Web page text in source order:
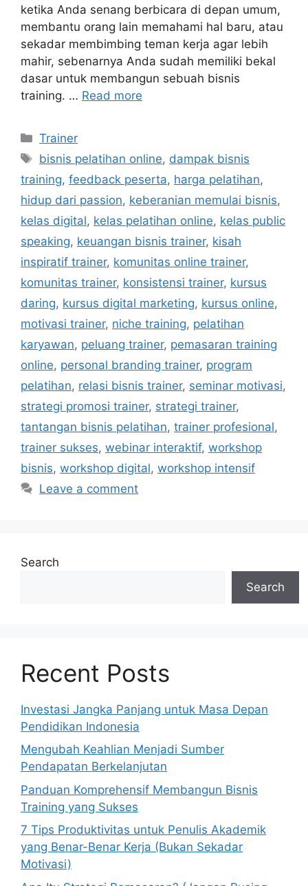
ketika Anda senang berbicara di depan umum,
membantu orang lain memahami hal baru, atau
sekadar membimbing teman kerja agar lebih
mahir, sebenarnya Anda sudah memiliki bekal
dasar untuk membangun sebuah bisnis
training. … Read more
Trainer
bisnis pelatihan online, dampak bisnis
training, feedback peserta, harga pelatihan,
hidup dari passion, keberanian memulai bisnis,
kelas digital, kelas pelatihan online, kelas public
speaking, keuangan bisnis trainer, kisah
inspiratif trainer, komunitas online trainer,
komunitas trainer, konsistensi trainer, kursus
daring, kursus digital marketing, kursus online,
motivasi trainer, niche training, pelatihan
karyawan, peluang trainer, pemasaran training
online, personal branding trainer, program
pelatihan, relasi bisnis trainer, seminar motivasi,
strategi promosi trainer, strategi trainer,
tantangan bisnis pelatihan, trainer profesional,
trainer sukses, webinar interaktif, workshop
bisnis, workshop digital, workshop intensif
Leave a comment
Search
Search
Recent Posts
Investasi Jangka Panjang untuk Masa Depan
Pendidikan Indonesia
Mengubah Keahlian Menjadi Sumber
Pendapatan Berkelanjutan
Panduan Komprehensif Membangun Bisnis
Training yang Sukses
7 Tips Produktivitas untuk Penulis Akademik
yang Benar-Benar Kerja (Bukan Sekadar
Motivasi)